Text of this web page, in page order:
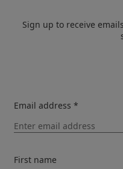
Sign up to receive
Email address *
First name